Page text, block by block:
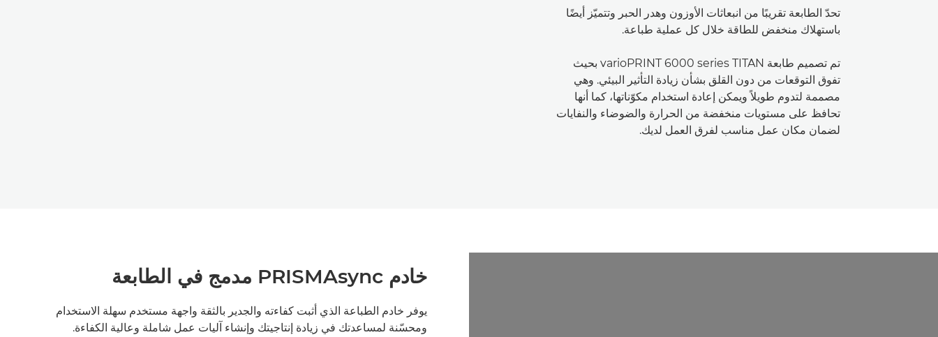
تحدّ الطابعة تقريبًا من انبعاثات الأوزون وهدر الحبر وتتميّز أيضًا
باستهلاك منخفض للطاقة خلال كل عملية طباعة.
تم تصميم طابعة varioPRINT 6000 series TITAN بحيث
تفوق التوقعات من دون القلق بشأن زيادة التأثير البيئي. وهي
مصممة لتدوم طويلاً ويمكن إعادة استخدام مكوّناتها، كما أنها
تحافظ على مستويات منخفضة من الحرارة والضوضاء والنفايات
لضمان مكان عمل مناسب لفرق العمل لديك.
خادم PRISMAsync مدمج في الطابعة
يوفر خادم الطباعة الذي أثبت كفاءته والجدير بالثقة واجهة مستخدم سهلة الاستخدام
ومحسّنة لمساعدتك في زيادة إنتاجيتك وإنشاء آليات عمل شاملة وعالية الكفاءة.